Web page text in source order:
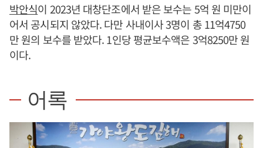
박안식이 2023년 대창단조에서 받은 보수는 5억 원 미만이
어서 공시되지 않았다. 다만 사내이사 3명이 총 11억4750
만 원의 보수를 받았다. 1인당 평균보수액은 3억8250만 원
이다.
어록